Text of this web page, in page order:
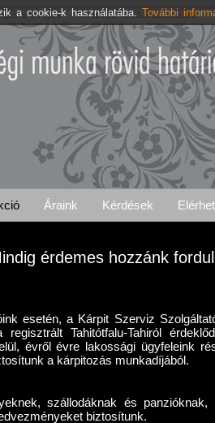
Igénylés Tahitótfalu-Tahi Szolgáltatásaink
Áraink Kérdések
érdemes hozzánk
esetén, a Kárpit Szerviz
Tahitótfalu-Tahiról
évről évre lakossági ügyfeleink
a kárpitozás munkadíjából.
szállodáknak és panzióknak,
biztosítunk.
a cookie-k használatába. További